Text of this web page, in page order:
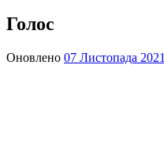
Голос
Оновлено 07 Листопада 2021